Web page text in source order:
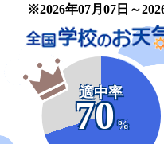
※2026年07月07日～
適中率
70
%